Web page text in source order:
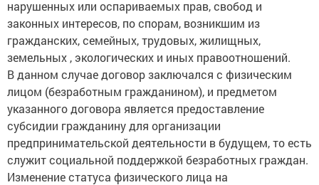
нарушенных или оспариваемых прав, свобод и
законных интересов, по спорам, возникшим из
гражданских, семейных, трудовых, жилищных,
земельных , экологических и иных правоотношений.
В данном случае договор заключался с физическим
лицом (безработным гражданином), и предметом
указанного договора является предоставление
субсидии гражданину для организации
предпринимательской деятельности в будущем, то есть
служит социальной поддержкой безработных граждан.
Изменение статуса физического лица на